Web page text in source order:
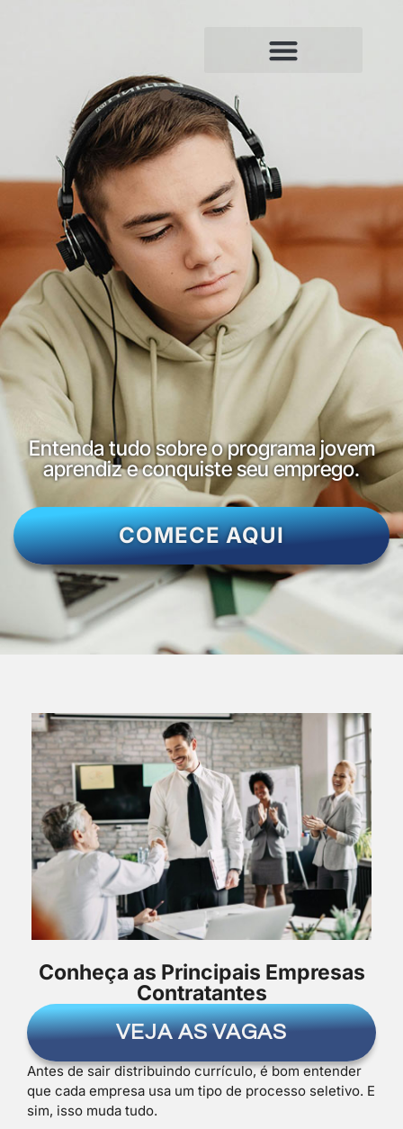
Entenda tudo sobre o programa jovem
aprendiz e conquiste seu emprego.
COMECE AQUI
Conheça as Principais Empresas
Contratantes
VEJA AS VAGAS
Antes de sair distribuindo currículo, é bom entender
que cada empresa usa um tipo de processo seletivo. E
sim, isso muda tudo.